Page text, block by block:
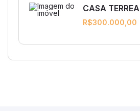
CASA TERREA
R$300.000,00